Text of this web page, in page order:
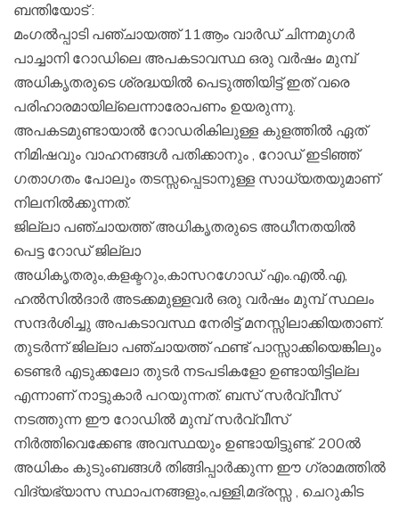
ബന്തിയോട് :
മംഗൽപ്പാടി പഞ്ചായത്ത് 11ആം വാർഡ് ചിന്നമുഗർ
പാച്ചാനി റോഡിലെ അപകടാവസ്ഥ ഒരു വർഷം മുമ്പ്
അധികൃതരുടെ ശ്രദ്ധയിൽ പെടുത്തിയിട്ട് ഇത് വരെ
പരിഹാരമായില്ലെന്നാരോപണം ഉയരുന്നു.
അപകടമുണ്ടായാൽ റോഡരികിലുള്ള കുളത്തിൽ ഏത്
നിമിഷവും വാഹനങ്ങൾ പതിക്കാനും , റോഡ് ഇടിഞ്ഞ്
ഗതാഗതം പോലും തടസ്സപ്പെടാനുള്ള സാധ്യതയുമാണ്
നിലനിൽക്കുന്നത്.
ജില്ലാ പഞ്ചായത്ത് അധികൃതരുടെ അധീനതയിൽ
പെട്ട റോഡ് ജില്ലാ
അധികൃതരും,കളക്ടറും,കാസറഗോഡ് എം.എൽ.എ,
ഹൽസിൽദാർ അടക്കമുള്ളവർ ഒരു വർഷം മുമ്പ് സ്ഥലം
സന്ദർശിച്ചു അപകടാവസ്ഥ നേരിട്ട് മനസ്സിലാക്കിയതാണ്.
തുടർന്ന് ജില്ലാ പഞ്ചായത്ത് ഫണ്ട് പാസ്സാക്കിയെങ്കിലും
ടെണ്ടർ എടുക്കലോ തുടർ നടപടികളോ ഉണ്ടായിട്ടില്ല
എന്നാണ് നാട്ടുകാർ പറയുന്നത്. ബസ് സർവ്വീസ്
നടത്തുന്ന ഈ റോഡിൽ മുമ്പ് സർവ്വീസ്
നിർത്തിവെക്കേണ്ട അവസ്ഥയും ഉണ്ടായിട്ടുണ്ട്. 200ൽ
അധികം കുടുംബങ്ങൾ തിങ്ങിപ്പാർക്കുന്ന ഈ ഗ്രാമത്തിൽ
വിദ്യഭ്യാസ സ്ഥാപനങ്ങളും,പള്ളി,മദ്രസ്സ , ചെറുകിട